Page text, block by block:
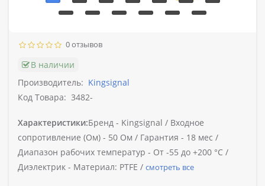
0 отзывов
В наличии
Производитель: Kingsignal
Код Товара: 3482-
Характеристики:Бренд - Kingsignal / Входное
сопротивление (Ом) - 50 Ом / Гарантия - 18 мес /
Диапазон рабочих температур - От -55 до +200 °C /
Диэлектрик - Материал: PTFE / смотреть все